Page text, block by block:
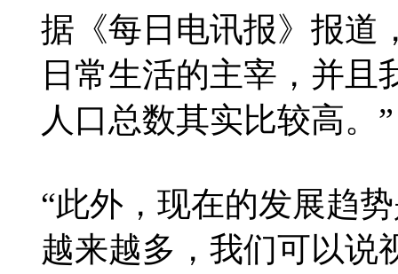
据《每日电讯报》报道
日常生活的主宰，并且
人口总数其实比较高。”
“此外，现在的发展趋
越来越多，我们可以说